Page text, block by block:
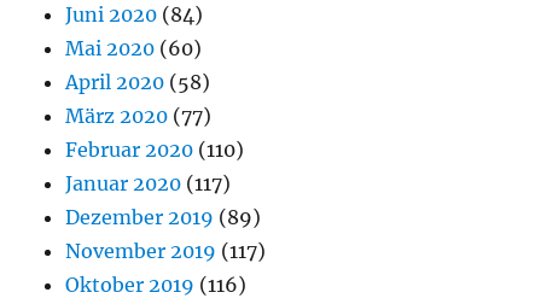
Juni 2020 (84)
Mai 2020 (60)
April 2020 (58)
März 2020 (77)
Februar 2020 (110)
Januar 2020 (117)
Dezember 2019 (89)
November 2019 (117)
Oktober 2019 (116)